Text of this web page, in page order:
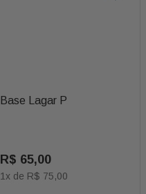
Base Lagar P
R$ 65,00
1x de R$ 75,00